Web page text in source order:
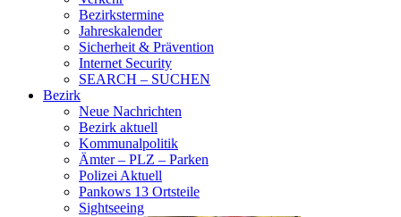
Bezirkstermine
Jahreskalender
Sicherheit & Prävention
Internet Security
SEARCH – SUCHEN
Bezirk
Neue Nachrichten
Bezirk aktuell
Kommunalpolitik
Ämter – PLZ – Parken
Polizei Aktuell
Pankows 13 Ortsteile
Sightseeing